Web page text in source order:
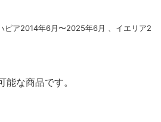
ピア2014年6月〜2025年6月 、イエリア2
能な商品です。